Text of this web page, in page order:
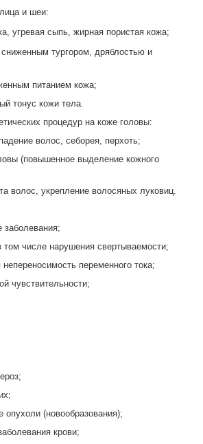
и шеи:
угревая сыпь, жирная пористая кожа;
тургором, дряблостью и
питанием кожа;
тонус кожи тела.
процедур на коже головы:
волос, себорея, перхоть;
(повышенное выделение кожного
волос, укрепление волосяных луковиц.
заболевания;
том числе нарушения свертываемости;
переменного тока;
чувствительности;
опухоли (новообразования);
крови;